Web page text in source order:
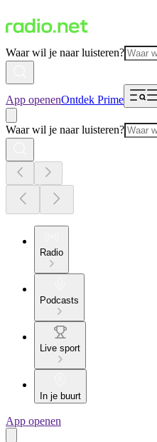
Waar wil je naar luisteren?
App openenOntdek Prime
Waar wil je naar luisteren?
Radio
Podcasts
Live sport
In je buurt
App openen